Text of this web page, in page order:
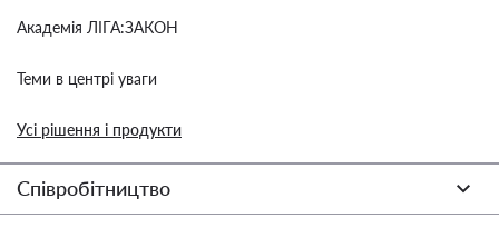
Академія ЛІГА:ЗАКОН
Теми в центрі уваги
Усі рішення і продукти
Співробітництво